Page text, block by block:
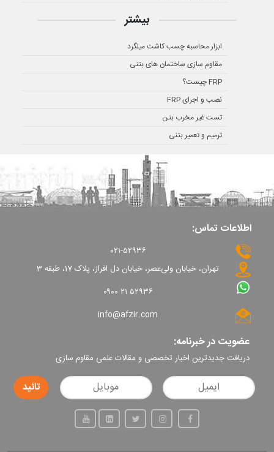
بیشتر
ابزار محاسبه چسب کاشت میلگرد
مقاوم سازی ساختمان های بتنی
FRP چیست؟
نصب و اجرای FRP
تست غیر مخرب بتن
ترمیم و تعمیر بتنی
اطلاعات تماس:
۰۲۱-۵۲۹۳۶
تهران، خیابان ولی‌عصر، خیابان دل افراز، پلاک 17، طبقه 3
۰۹۰۰ ۲۱ ۵۲۹۳۶
info@afzir.com
عضویت در خبرنامه:
دریافت جدیدترین اخبار تخصصی و مقالات علمی مقاوم سازی